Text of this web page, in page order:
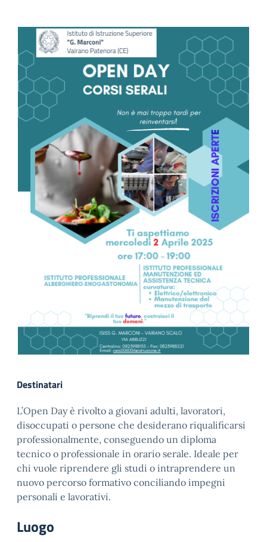
Destinatari
L’Open Day è rivolto a giovani adulti, lavoratori,
disoccupati o persone che desiderano riqualificarsi
professionalmente, conseguendo un diploma
tecnico o professionale in orario serale. Ideale per
chi vuole riprendere gli studi o intraprendere un
nuovo percorso formativo conciliando impegni
personali e lavorativi.
Luogo